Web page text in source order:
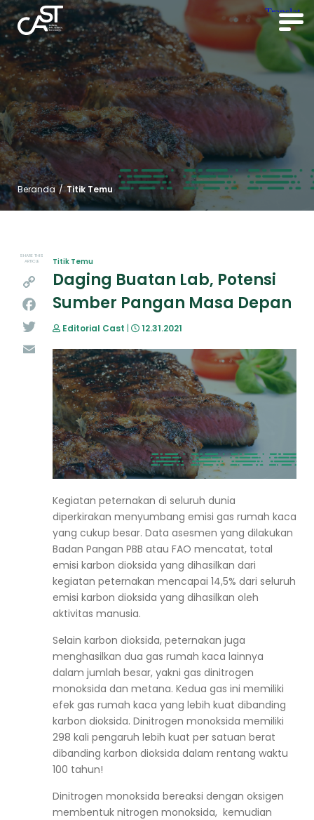
Beranda / Titik Temu
SHARE THIS
ARTICLE
Facebook
Titik Temu
Daging Buatan Lab, Potensi
Sumber Pangan Masa Depan
Editorial Cast | 12.31.2021
Kegiatan peternakan di seluruh dunia
diperkirakan menyumbang emisi gas rumah kaca
yang cukup besar. Data asesmen yang dilakukan
Badan Pangan PBB atau FAO mencatat, total
emisi karbon dioksida yang dihasilkan dari
kegiatan peternakan mencapai 14,5% dari seluruh
emisi karbon dioksida yang dihasilkan oleh
aktivitas manusia.
Selain karbon dioksida, peternakan juga
menghasilkan dua gas rumah kaca lainnya
dalam jumlah besar, yakni gas dinitrogen
monoksida dan metana. Kedua gas ini memiliki
efek gas rumah kaca yang lebih kuat dibanding
karbon dioksida. Dinitrogen monoksida memiliki
298 kali pengaruh lebih kuat per satuan berat
dibanding karbon dioksida dalam rentang waktu
100 tahun!
Dinitrogen monoksida bereaksi dengan oksigen
membentuk nitrogen monoksida, kemudian